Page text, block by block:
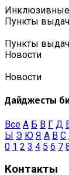
Пункты
Пункты
Новости
Новости
Дайджесты
Все А Б В Г Д
Ы Э Ю Я A B C
0 1 2 3 4 5 6 7
Контакты